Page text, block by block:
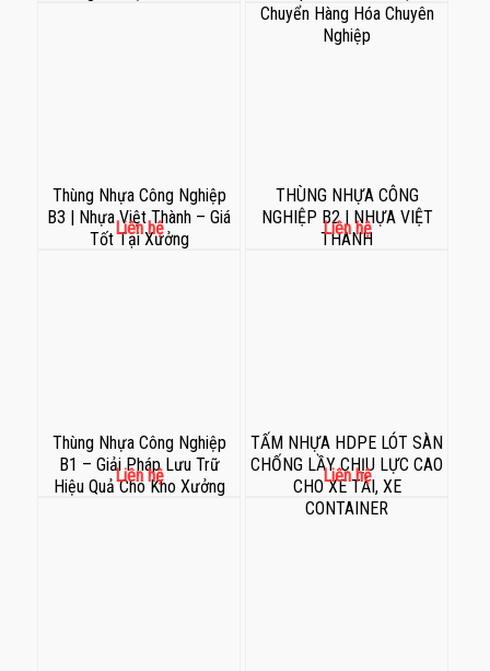
Chuyển Hàng Hóa Chuyên
Nghiệp
Thùng Nhựa Công Nghiệp
B3 | Nhựa Việt Thành – Giá
Tốt Tại Xưởng
Liên hệ
THÙNG NHỰA CÔNG
NGHIỆP B2 | NHỰA VIỆT
THÀNH
Liên hệ
Thùng Nhựa Công Nghiệp
B1 – Giải Pháp Lưu Trữ
Hiệu Quả Cho Kho Xưởng
Liên hệ
TẤM NHỰA HDPE LÓT SÀN
CHỐNG LẦY CHỊU LỰC CAO
CHO XE TẢI, XE
CONTAINER
Liên hệ